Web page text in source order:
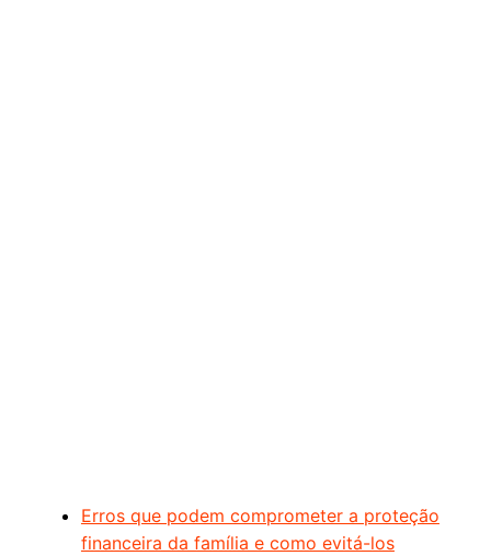
Erros que podem comprometer a proteção
financeira da família e como evitá-los